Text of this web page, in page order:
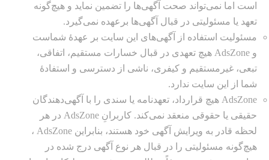
است اما نمی‌تواند صحت آگهی‌ها را تضمین نماید و هیچ‌گونه
تعهد یا مسئولیتی در قبال آگهی‌ها برعهده نمی‌گیرد.
مسئولیت استفاده از آگهی‌های این سایت بر عهدهٔ شماست
و AdsZone هیچ تعهدى در قبال خسارات مستقیم، اتفاقى،
تبعى، غیرمستقیم و کیفرى، ناشى از دسترسى و استفادهٔ
شما از این سایت ندارد.
AdsZone هیچ قرارداد، تعهدنامه یا سندی را با آگهی‌دهندگان
حقیقی یا حقوقی منعقد نمی‌کند. کاربرانِ AdsZone در هر
لحظه قادر به ویرایش آگهی خود هستند، بنابراین AdsZone ،
هیچ‌گونه مسئولیتی را در قبال هر نوع آگهی درج شده در